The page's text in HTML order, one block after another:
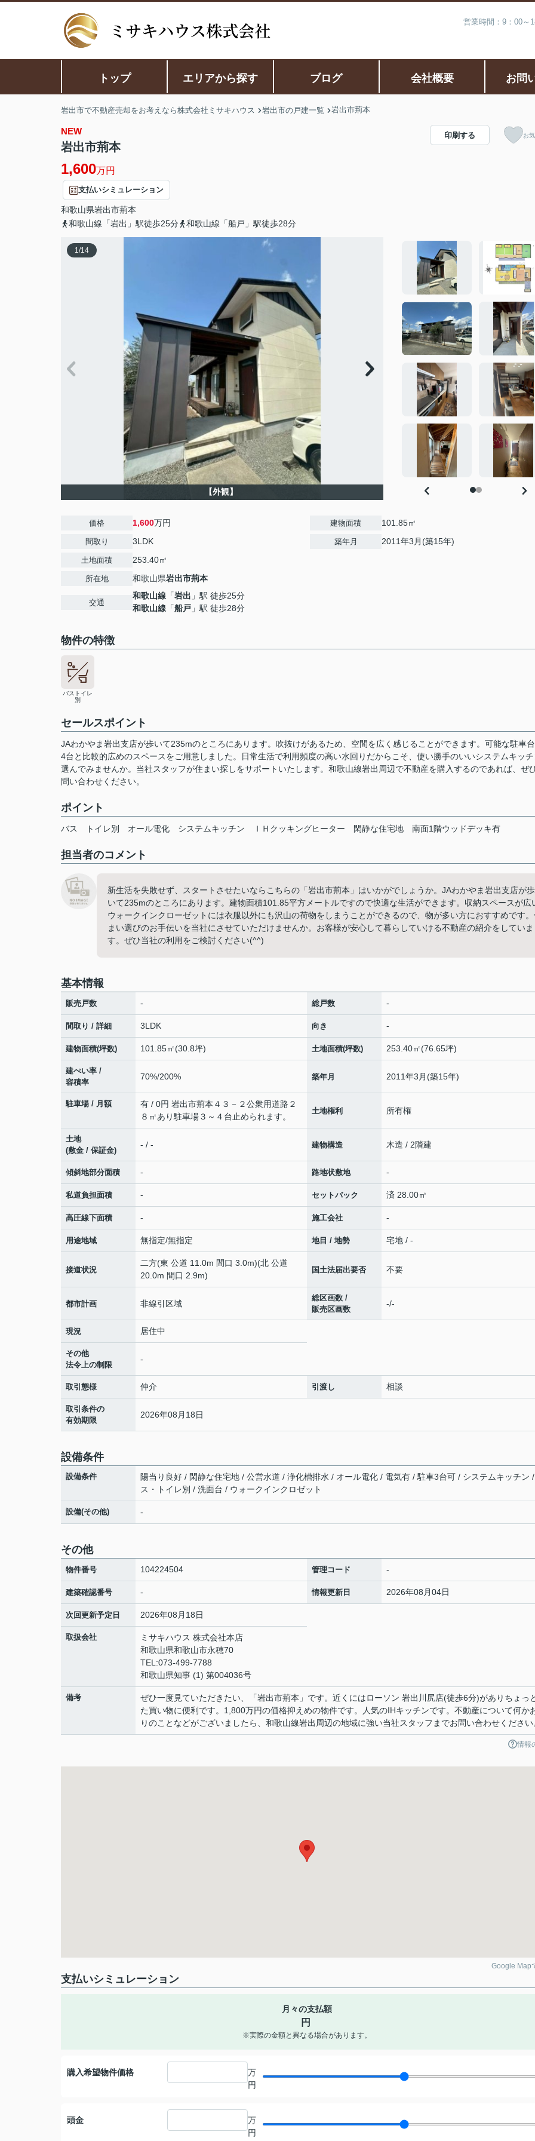
営業時間：9：00～
トップ エリアから探す ブログ 会社概要 お問
岩出市で不動産売却をお考えなら株式会社ミサキハウス 岩出市の戸建一覧 岩出市荊本
NEW
岩出市荊本
1,600万円
支払いシミュレーション
和歌山県岩出市荊本
和歌山線「岩出」駅徒歩25分
和歌山線「船戸」駅徒歩28分
印刷する お
1/14
【外観】
価格 1,600万円
間取り 3LDK
土地面積 253.40㎡
所在地 和歌山県岩出市荊本
交通
和歌山線 「岩出 」駅 徒歩25分
和歌山線 「船戸 」駅 徒歩28分
建物面積 101.85㎡
築年月 2011年3月(築15年)
物件の特徴
バストイレ
別
セールスポイント
JAわかやま岩出支店が歩いて235mのところにあります。吹抜けがあるため、空間を広く感じることができます。可能な駐車
4台と比較的広めのスペースをご用意しました。日常生活で利用頻度の高い水回りだからこそ、使い勝手のいいシステムキッ
選んでみませんか。当社スタッフが住まい探しをサポートいたします。和歌山線岩出周辺で不動産を購入するのであれば、ぜ
問い合わせください。
ポイント
バス トイレ別 オール電化 システムキッチン ＩＨクッキングヒーター 閑静な住宅地 南面1階ウッドデッキ有
担当者のコメント
新生活を失敗せず、スタートさせたいならこちらの「岩出市荊本」はいかがでしょうか。JAわかやま岩出支店が歩
いて235mのところにあります。建物面積101.85平方メートルですので快適な生活ができます。収納スペースが広
ウォークインクローゼットには衣服以外にも沢山の荷物をしまうことができるので、物が多い方におすすめです
まい選びのお手伝いを当社にさせていただけませんか。お客様が安心して暮らしていける不動産の紹介をしていま
す。ぜひ当社の利用をご検討ください(^^)
基本情報
販売戸数 - 総戸数 -
間取り / 詳細 3LDK 向き -
建物面積(坪数) 101.85㎡(30.8坪) 土地面積(坪数) 253.40㎡(76.65坪)
建ぺい率 /
容積率
70%/200% 築年月 2011年3月(築15年)
駐車場 / 月額
有 / 0円 岩出市荊本４３－２公衆用道路２
８㎡あり駐車場３～４台止められます。
土地権利 所有権
土地
(敷金 / 保証金)
- / - 建物構造 木造 / 2階建
傾斜地部分面積 - 路地状敷地 -
私道負担面積 - セットバック 済 28.00㎡
高圧線下面積 - 施工会社 -
用途地域 無指定/無指定 地目 / 地勢 宅地 / -
接道状況
二方(東 公道 11.0m 間口 3.0m)(北 公道
20.0m 間口 2.9m)
国土法届出要否 不要
都市計画 非線引区域
総区画数 /
販売区画数
-/-
現況 居住中
その他
法令上の制限
-
取引態様 仲介 引渡し 相談
取引条件の
有効期限
2026年08月18日
設備条件
設備条件
陽当り良好 / 閑静な住宅地 / 公営水道 / 浄化槽排水 / オール電化 / 電気有 / 駐車3台可 / システムキッチン
ス・トイレ別 / 洗面台 / ウォークインクロゼット
設備(その他) -
その他
物件番号 104224504 管理コード -
建築確認番号 - 情報更新日 2026年08月04日
次回更新予定日 2026年08月18日
取扱会社
ミサキハウス 株式会社本店
和歌山県和歌山市永穂70
TEL:073-499-7788
和歌山県知事 (1) 第004036号
備考
ぜひ一度見ていただきたい、「岩出市荊本」です。近くにはローソン 岩出川尻店(徒歩6分)がありちょっ
た買い物に便利です。1,800万円の価格抑えめの物件です。人気のIHキッチンです。不動産について何か
りのことなどがございましたら、和歌山線岩出周辺の地域に強い当社スタッフまでお問い合わせください
情報
Google Map
支払いシミュレーション
月々の支払額
円
※実際の金額と異なる場合があります。
購入希望物件価格
万
円
頭金
万
円